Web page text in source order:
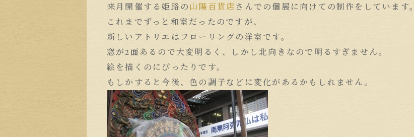
来月開催する姫路の山陽百貨店さんでの個展に向けての制作をしています。
これまでずっと和室だったのですが、
新しいアトリエはフローリングの洋室です。
窓が2面あるので大変明るく、しかし北向きなので明るすぎません。
絵を描くのにぴったりです。
もしかすると今後、色の調子などに変化があるかもしれません。